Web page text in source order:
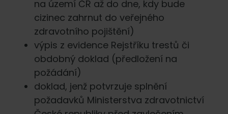
na území ČR až do dne, kdy bude
cizinec zahrnut do veřejného
zdravotního pojištění)
výpis z evidence Rejstříku trestů či
obdobný doklad (předložení na
požádání)
doklad, jenž potvrzuje splnění
požadavků Ministerstva zdravotnictví